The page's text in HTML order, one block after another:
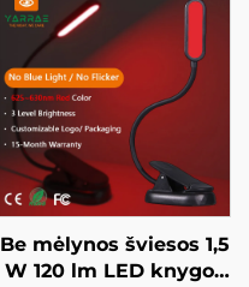
nustatymai, juodai
dažytas korpusas,
greitas 1 valandos USB
įkrovimas
Be mėlynos šviesos 1,5
W 120 lm LED knygos